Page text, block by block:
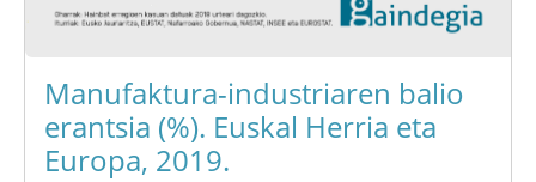
Manufaktura-industriaren balio
erantsia (%). Euskal Herria eta
Europa, 2019.